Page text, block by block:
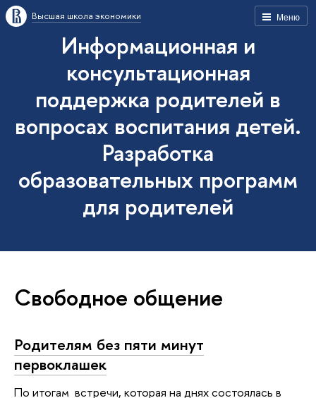
Меню
Высшая школа экономики
Информационная и
консультационная
поддержка родителей в
вопросах воспитания детей.
Разработка
образовательных программ
для родителей
Свободное общение
Родителям без пяти минут
первоклашек
По итогам встречи, которая на днях состоялась в